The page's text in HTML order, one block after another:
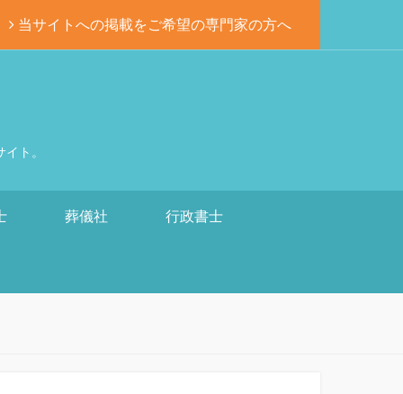
当サイトへの掲載をご希望の専門家の方へ
ト。
葬儀社 行政書士